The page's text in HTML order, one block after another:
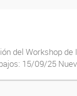
del Workshop
15/09/25